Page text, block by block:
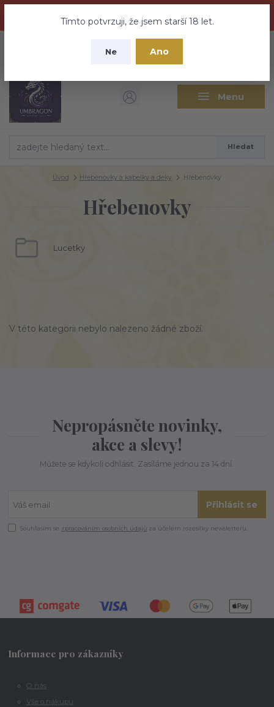
nebuďte vyděšeni zde najdete vše a ještě mnohem víc
Tímto potvrzuji, že jsem starší 18 let.
Ne Ano
Menu
CZK
Hledat
Úvod Hřebenovky a kabelky a deky Hřebenovky
Hřebenovky
Lucetky
V této kategorii nebylo nalezeno žádné zboží.
Nepropásněte novinky,
akce a slevy!
Můžete se kdykoli odhlásit. Zasíláme jednou za 14 dní.
Přihlásit se
Souhlasím se zpracováním osobních údajů za účelem rozesílky newsletteru.
Informace pro zákazníky
O nás
Vše o nákupu